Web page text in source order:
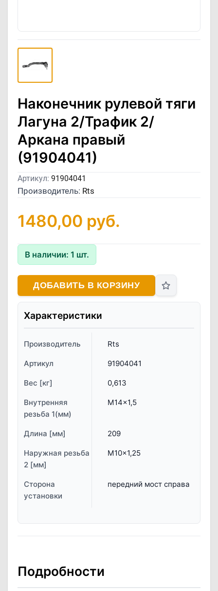
Наконечник рулевой тяги
Лагуна 2/Трафик 2/
Аркана правый
(91904041)
Артикул: 91904041
Производитель: Rts
1480,00 руб.
В наличии: 1 шт.
ДОБАВИТЬ В КОРЗИНУ
Характеристики
Производитель Rts
Артикул 91904041
Вес [кг] 0,613
Внутренняя
резьба 1(мм)
M14x1,5
Длина [мм] 209
Наружная резьба
2 [мм]
M10x1,25
Сторона
установки
передний мост справа
Подробности